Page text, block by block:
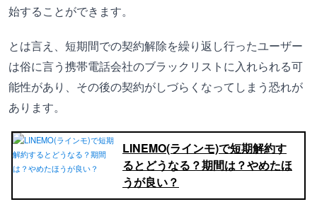
始することができます。
とは言え、短期間での契約解除を繰り返し行ったユーザー
は俗に言う携帯電話会社のブラックリストに入れられる可
能性があり、その後の契約がしづらくなってしまう恐れが
あります。
LINEMO(ラインモ)で短期解約す
るとどうなる？期間は？やめたほ
うが良い？